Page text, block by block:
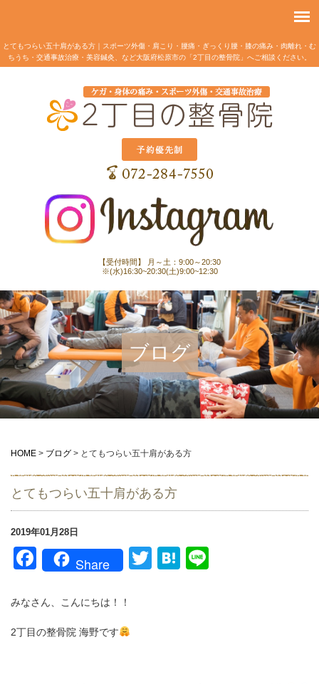
とてもつらい五十肩がある方｜スポーツ外傷・肩こり・腰痛・ぎっくり腰・膝の痛み・肉離れ・む
ちうち・交通事故治療・美容鍼灸、など大阪府松原市の「2丁目の整骨院」へご相談ください。
【受付時間】 月～土：9:00～20:30
※(水)16:30~20:30(土)9:00~12:30
ブログ
HOME > ブログ > とてもつらい五十肩がある方
とてもつらい五十肩がある方
2019年01月28日
Facebook
Share TwitterHatena
みなさん、こんにちは！！
2丁目の整骨院 海野です